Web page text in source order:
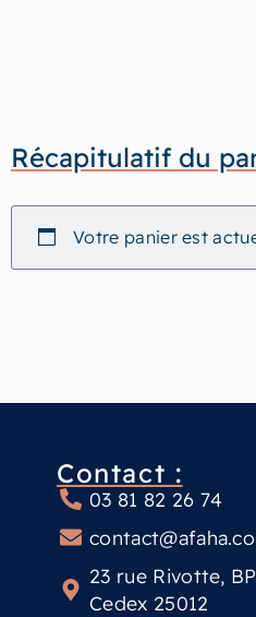
Récapitulatif du
Votre panier est
Contact :
03 81 82 26 74
23 rue Rivotte,
Cedex 25012